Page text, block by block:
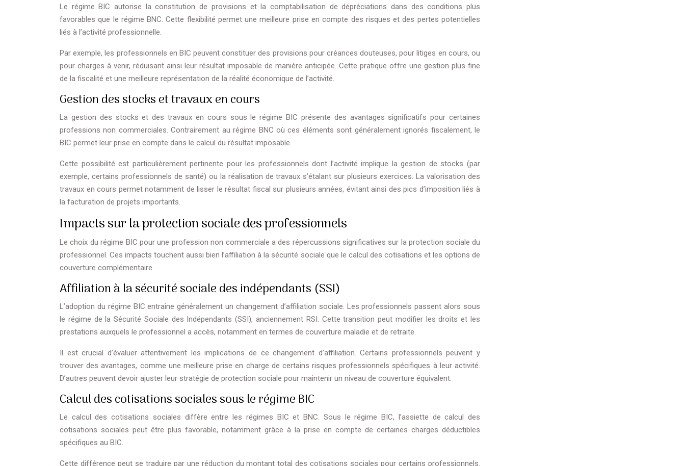
Le régime BIC autorise la constitution de provisions et la comptabilisation de dépréciations dans des conditions plus
favorables que le régime BNC. Cette flexibilité permet une meilleure prise en compte des risques et des pertes potentielles
liés à l’activité professionnelle.
Par exemple, les professionnels en BIC peuvent constituer des provisions pour créances douteuses, pour litiges en cours, ou
pour charges à venir, réduisant ainsi leur résultat imposable de manière anticipée. Cette pratique offre une gestion plus fine
de la fiscalité et une meilleure représentation de la réalité économique de l’activité.
Gestion des stocks et travaux en cours
La gestion des stocks et des travaux en cours sous le régime BIC présente des avantages significatifs pour certaines
professions non commerciales. Contrairement au régime BNC où ces éléments sont généralement ignorés fiscalement, le
BIC permet leur prise en compte dans le calcul du résultat imposable.
Cette possibilité est particulièrement pertinente pour les professionnels dont l’activité implique la gestion de stocks (par
exemple, certains professionnels de santé) ou la réalisation de travaux s’étalant sur plusieurs exercices. La valorisation des
travaux en cours permet notamment de lisser le résultat fiscal sur plusieurs années, évitant ainsi des pics d’imposition liés à
la facturation de projets importants.
Impacts sur la protection sociale des professionnels
Le choix du régime BIC pour une profession non commerciale a des répercussions significatives sur la protection sociale du
professionnel. Ces impacts touchent aussi bien l’affiliation à la sécurité sociale que le calcul des cotisations et les options de
couverture complémentaire.
Affiliation à la sécurité sociale des indépendants (SSI)
L’adoption du régime BIC entraîne généralement un changement d’affiliation sociale. Les professionnels passent alors sous
le régime de la Sécurité Sociale des Indépendants (SSI), anciennement RSI. Cette transition peut modifier les droits et les
prestations auxquels le professionnel a accès, notamment en termes de couverture maladie et de retraite.
Il est crucial d’évaluer attentivement les implications de ce changement d’affiliation. Certains professionnels peuvent y
trouver des avantages, comme une meilleure prise en charge de certains risques professionnels spécifiques à leur activité.
D’autres peuvent devoir ajuster leur stratégie de protection sociale pour maintenir un niveau de couverture équivalent.
Calcul des cotisations sociales sous le régime BIC
Le calcul des cotisations sociales diffère entre les régimes BIC et BNC. Sous le régime BIC, l’assiette de calcul des
cotisations sociales peut être plus favorable, notamment grâce à la prise en compte de certaines charges déductibles
spécifiques au BIC.
Cette différence peut se traduire par une réduction du montant total des cotisations sociales pour certains professionnels.